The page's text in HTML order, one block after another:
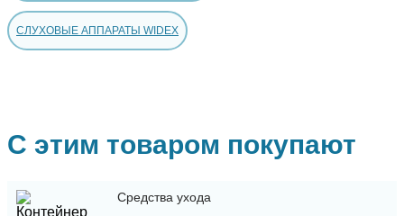
СЛУХОВЫЕ АППАРАТЫ WIDEX
С этим товаром покупают
Средства ухода